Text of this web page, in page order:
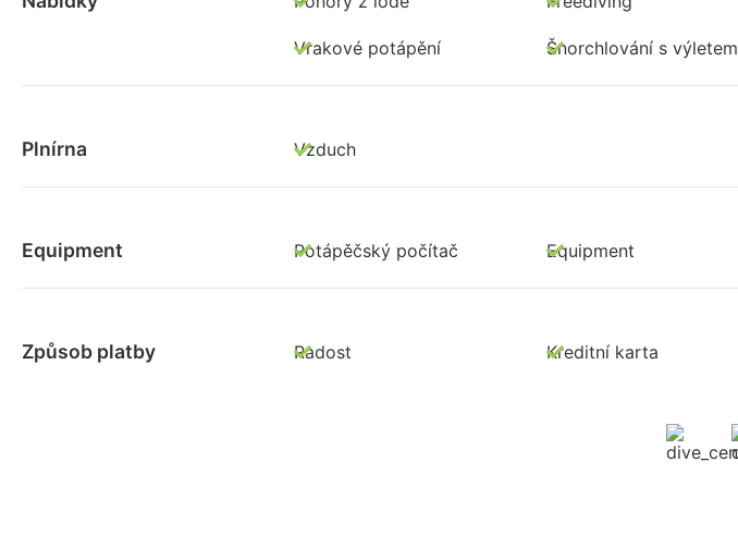
Vrakové potápění Šnorchlování s výletem
Plnírna Vzduch
Equipment Potápěčský počítač Equipment
Způsob platby Radost Kreditní karta